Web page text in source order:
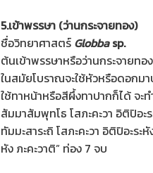
5.เข้าพรรษา (ว่านกระจายทอง)
ชื่อวิทยาศาสตร์ Globbasp.
ต้นเข้าพรรษาหรือว่านกระจายท
ในสมัยโบราณจะใช้หัวหรือดอกม
ใช้ทาหน้าหรือสีผึ้งทาปากก็ได้ จะ
สัมมาสัมพุทโธ โสภะคะวา อิติปิอะร
ทัมมะสาระถิ โสภะคะวา อิติปิอะระ
หัง ภะคะวาติ” ท่อง 7 จบ